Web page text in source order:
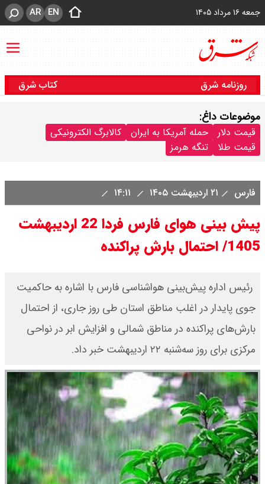
جمعه ۱۶ مرداد ۱۴۰۵ EN
AR
روزنامه شرق کتاب شرق
موضوعات داغ:
قیمت دلار حمله آمریکا به ایران
کالابرگ الکترونیکی
قیمت طلا
تنگه هرمز
فارس ۲۱ اردیبهشت ۱۴۰۵
پیش بینی هوای فارس فردا 22 اردیبهشت
1405/ احتمال بارش پراکنده
​ رئیس اداره پیش‌بینی هواشناسی فارس با اشاره به حاکمیت
جوی پایدار در اغلب مناطق استان طی روز جاری، از احتمال
بارش‌های پراکنده در مناطق شمالی و افزایش ابر در نواحی
مرکزی برای روز سه‌شنبه ۲۲ اردیبهشت خبر داد.